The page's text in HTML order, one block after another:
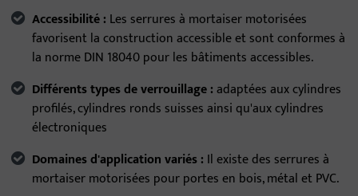
Accessibilité : Les serrures à mortaiser motorisées
favorisent la construction accessible et sont conformes à
la norme DIN 18040 pour les bâtiments accessibles.
Différents types de verrouillage :adaptées aux cylindres
profilés, cylindres ronds suisses ainsi qu'aux cylindres
électroniques
Domaines d'application variés : Il existe des serrures à
mortaiser motorisées pour portes en bois, métal et PVC.